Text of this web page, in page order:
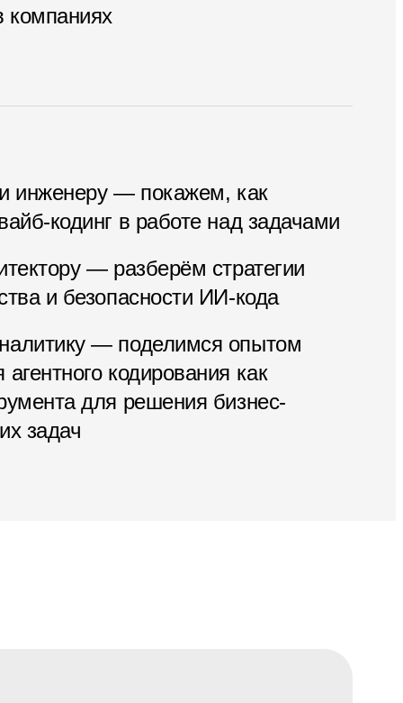
компаниях
инженеру — покажем, как
кодинг в работе над задачами
— разберём стратегии
и безопасности ИИ-кода
— поделимся опытом
кодирования как
для решения бизнес-
задач